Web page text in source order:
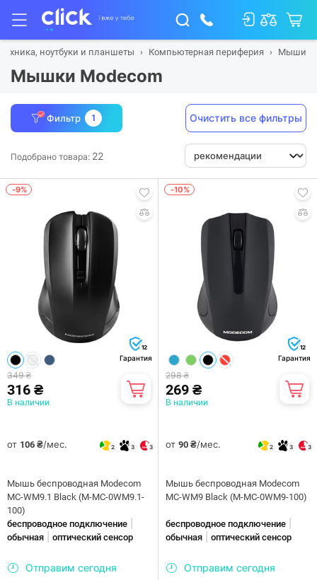
ноутбуки и планшеты Компьютерная периферия Мыши
Мышки Modecom
Фильтр 1 Очистить все фильтры
Подобрано товара: 22
-9%
12
Гарантия
349 ₴
316 ₴
В наличии
от 106 ₴/мес. 2 3 3
Мышь беспроводная Modecom
MC-WM9.1 Black (M-MC-0WM9.1-
100)
беспроводное подключение
обычная оптический сенсор
Отправим сегодня
-10%
12
Гарантия
298 ₴
269 ₴
В наличии
от 90 ₴/мес. 2 3 3
Мышь беспроводная Modecom
MC-WM9 Black (M-MC-0WM9-100)
беспроводное подключение
обычная оптический сенсор
Отправим сегодня